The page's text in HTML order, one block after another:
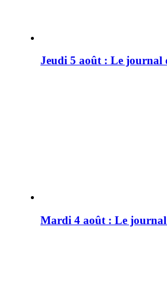
Jeudi 5 août : Le journal
Mardi 4 août : Le journal